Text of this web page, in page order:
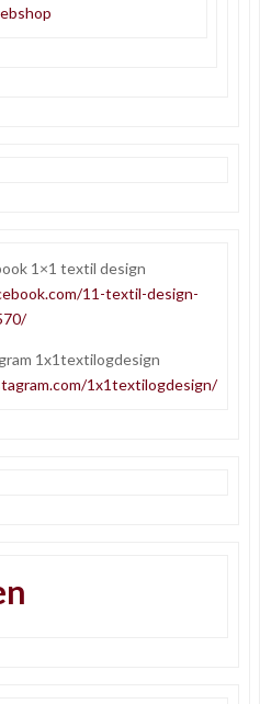
1×1 textil design
11-textil-design-
1x1textilogdesign
1x1textilogdesign/